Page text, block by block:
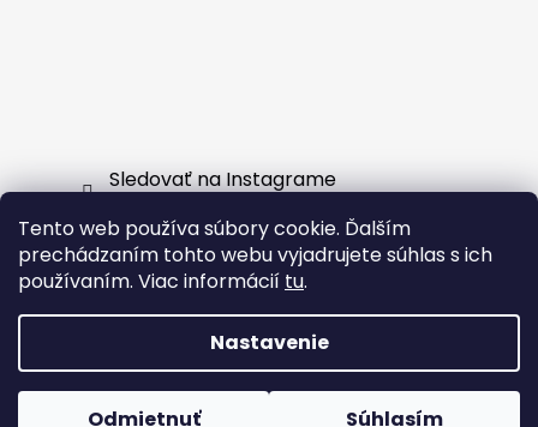
Tento web používa súbory cookie. Ďalším
prechádzaním tohto webu vyjadrujete súhlas s ich
používaním. Viac informácií tu.
Nastavenie
Odmietnuť Súhlasím
Sledovať na Instagrame
Facebook
Vytvoril Shoptet